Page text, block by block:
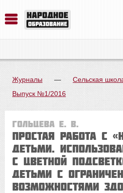
Журналы — Сельская
Выпуск №1/2016
Гольцева Е. В.
Простая работа с
детьми.
с цветной
детьми с
возможностями